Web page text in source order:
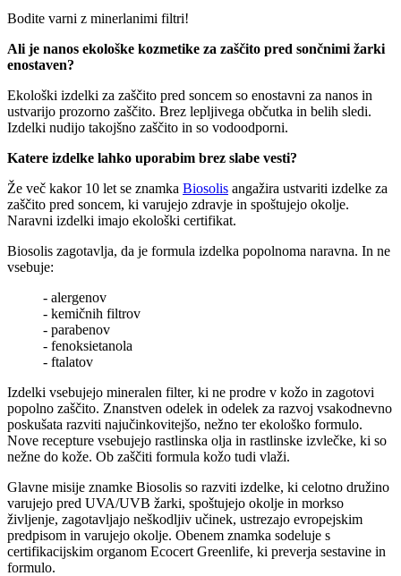
Bodite varni z minerlanimi filtri!
Ali je nanos ekološke kozmetike za zaščito pred sončnimi žarki
enostaven?
Ekološki izdelki za zaščito pred soncem so enostavni za nanos in
ustvarijo prozorno zaščito. Brez lepljivega občutka in belih sledi.
Izdelki nudijo takojšno zaščito in so vodoodporni.
Katere izdelke lahko uporabim brez slabe vesti?
Že več kakor 10 let se znamka Biosolis angažira ustvariti izdelke za
zaščito pred soncem, ki varujejo zdravje in spoštujejo okolje.
Naravni izdelki imajo ekološki certifikat.
Biosolis zagotavlja, da je formula izdelka popolnoma naravna. In ne
vsebuje:
- alergenov
- kemičnih filtrov
- parabenov
- fenoksietanola
- ftalatov
Izdelki vsebujejo mineralen filter, ki ne prodre v kožo in zagotovi
popolno zaščito. Znanstven odelek in odelek za razvoj vsakodnevno
poskušata razviti najučinkovitejšo, nežno ter ekološko formulo.
Nove recepture vsebujejo rastlinska olja in rastlinske izvlečke, ki so
nežne do kože. Ob zaščiti formula kožo tudi vlaži.
Glavne misije znamke Biosolis so razviti izdelke, ki celotno družino
varujejo pred UVA/UVB žarki, spoštujejo okolje in morkso
življenje, zagotavljajo neškodljiv učinek, ustrezajo evropejskim
predpisom in varujejo okolje. Obenem znamka sodeluje s
certifikacijskim organom Ecocert Greenlife, ki preverja sestavine in
formulo.